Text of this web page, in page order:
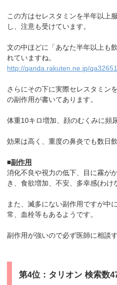
この方はセレスタミンを半年以上
し、注意も受けています。
文の中ほどに「あなた半年以上も
れていますね。
http://qanda.rakuten.ne.jp/
さらにその下に実際セレスタミン
の副作用が書いてあります。
体重10キロ増加、顔のむくみに頻
効果は高く、重度の鼻炎でも数日
■副作用
消化不良や視力の低下、目に霧が
き、食欲増加、不安、多幸感(わけ
また、滅多にない副作用ですが中
常、血栓等もあるようです。
副作用が強いので必ず医師に相談
第4位：タリオン 検索数